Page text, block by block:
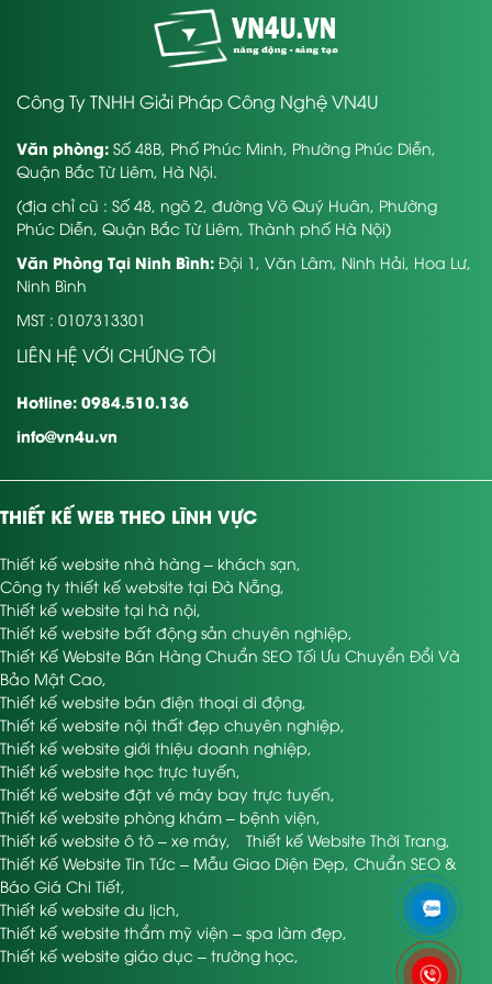
Hy vọng với những gì VN4U mang đến sẽ làm hài lòng
bạn. Chúng tôi luôn mong muốn mang đến cho
khách hàng nhiều dịch vụthiết kế website giá
việc kinh doanh của khách hàng. VN4U luôn đặt
luôn nhận được sự tin tưởng của khách hàng trong
nhiều năm qua. Hãy liên hệ với chúng tôi để được tư
vấn chi tiết về dịch vụ
thiết kế website nhà hàng
khách sạn.
Tìm hiểu thêm về VN4U tạihttps://vn4u.vn/
Công Ty TNHH Giải Pháp Công Nghệ VN4U
Văn phòng: Số 48B, Phố Phúc Minh, Phường Phúc Diễn,
Quận Bắc Từ Liêm, Hà Nội.
(địa chỉ cũ : Số 48, ngõ 2, đường Võ Quý Huân, Phường
Phúc Diễn, Quận Bắc Từ Liêm, Thành phố Hà Nội)
Văn Phòng Tại Ninh Bình: Đội 1, Văn Lâm, Ninh Hải, Hoa Lư,
Ninh Bình
MST : 0107313301
LIÊN HỆ VỚI CHÚNG TÔI
Hotline: 0984.510.136
info@vn4u.vn
THIẾT KẾ WEB THEO LĨNH VỰC
Thiết kế website nhà hàng – khách sạn,
Công ty thiết kế website tại Đà Nẵng,
Thiết kế website tại hà nội,
Thiết kế website bất động sản chuyên nghiệp,
Thiết Kế Website Bán Hàng Chuẩn SEO Tối Ưu Chuyển Đổi Và
Bảo Mật Cao,
Thiết kế website bán điện thoại di động,
Thiết kế website nội thất đẹp chuyên nghiệp,
Thiết kế website giới thiệu doanh nghiệp,
Thiết kế website học trực tuyến,
Thiết kế website đặt vé máy bay trực tuyến,
Thiết kế website phòng khám – bệnh viện,
Thiết kế website ô tô – xe máy, Thiết kế Website Thời Trang,
Thiết Kế Website Tin Tức – Mẫu Giao Diện Đẹp, Chuẩn SEO &
Báo Giá Chi Tiết,
Thiết kế website du lịch,
Thiết kế website thẩm mỹ viện – spa làm đẹp,
Thiết kế website giáo dục – trường học,